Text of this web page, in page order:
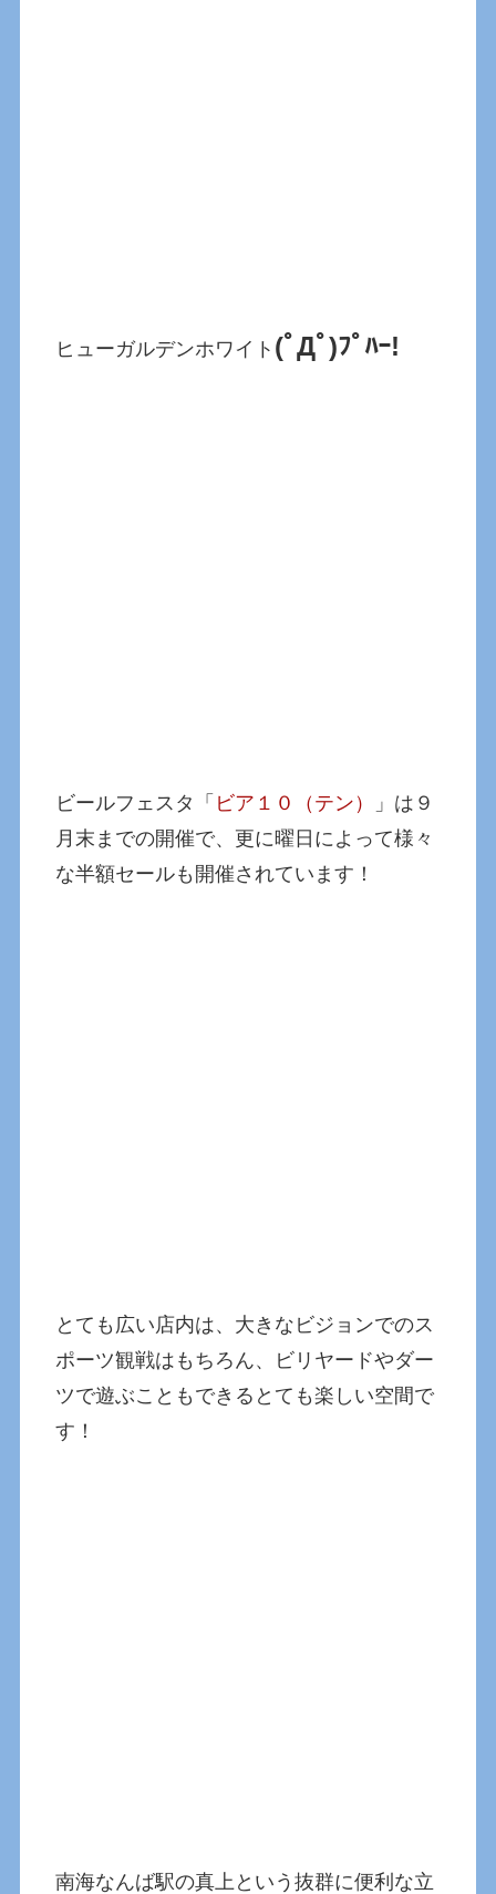
ヒューガルデンホワイト (ﾟДﾟ)ﾌﾟﾊｰ!
ビールフェスタ「 ビア１０（テン）
」は９
月末までの開催で、更に曜日によって様々
な半額セールも開催されています！
とても広い店内は、大きなビジョンでのス
ポーツ観戦はもちろん、ビリヤードやダー
ツで遊ぶこともできるとても楽しい空間で
す！
南海なんば駅の真上という抜群に便利な立